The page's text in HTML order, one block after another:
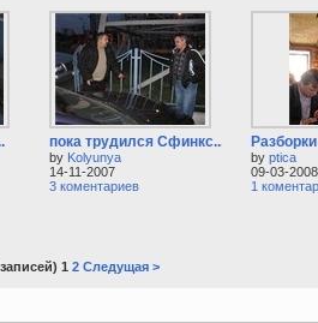
пока трудился Сфинкс...
by Kolyunya
14-11-2007
3 коментариев
by ptica
09-03-2008
1
1 2 Следущая >